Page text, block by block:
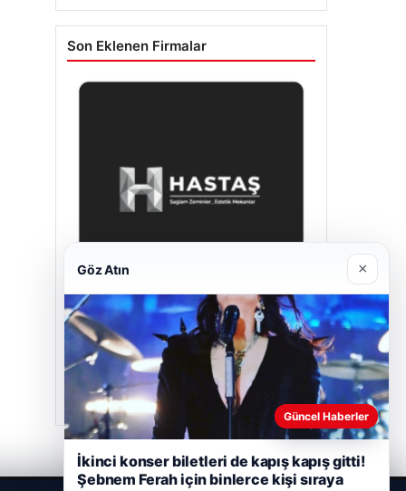
Son Eklenen Firmalar
Hastaş Beton
26/05/2026
Göz Atın ×
Güncel Haberler
İkinci konser biletleri de kapış kapış gitti!
Şebnem Ferah için binlerce kişi sıraya